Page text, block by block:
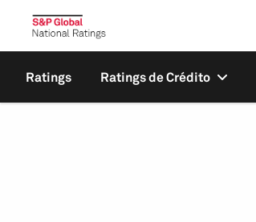
Ratings Ratings de Crédito